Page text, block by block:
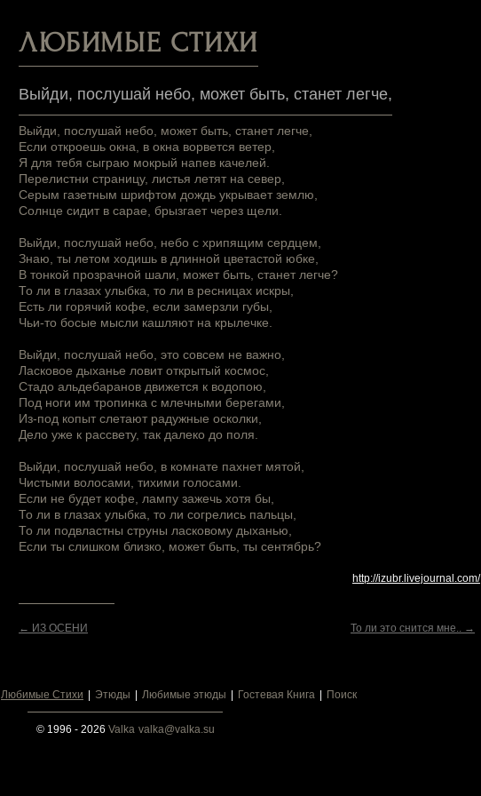
ЛЮБИМЫЕ СТИХИ
Выйди, послушай небо, может быть, станет легче,
Выйди, послушай небо, может быть, станет легче,
Если откроешь окна, в окна ворвется ветер,
Я для тебя сыграю мокрый напев качелей.
Перелистни страницу, листья летят на север,
Серым газетным шрифтом дождь укрывает землю,
Солнце сидит в сарае, брызгает через щели.
Выйди, послушай небо, небо с хрипящим сердцем,
Знаю, ты летом ходишь в длинной цветастой юбке,
В тонкой прозрачной шали, может быть, станет легче?
То ли в глазах улыбка, то ли в ресницах искры,
Есть ли горячий кофе, если замерзли губы,
Чьи-то босые мысли кашляют на крылечке.
Выйди, послушай небо, это совсем не важно,
Ласковое дыханье ловит открытый космос,
Стадо альдебаранов движется к водопою,
Под ноги им тропинка с млечными берегами,
Из-под копыт слетают радужные осколки,
Дело уже к рассвету, так далеко до поля.
Выйди, послушай небо, в комнате пахнет мятой,
Чистыми волосами, тихими голосами.
Если не будет кофе, лампу зажечь хотя бы,
То ли в глазах улыбка, то ли согрелись пальцы,
То ли подвластны струны ласковому дыханью,
Если ты слишком близко, может быть, ты сентябрь?
http://izubr.livejournal.com/
← ИЗ ОСЕНИ То ли это снится мне.. →
Любимые Стихи Этюды Любимые этюды Гостевая Книга Поиск
© 1996 - 2026 Valka valka@valka.su